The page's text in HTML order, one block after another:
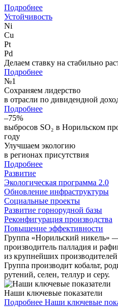
Подробнее
Устойчивость
Ni
Cu
Pt
Pd
Делаем ставку на стабильно
Подробнее
№1
Сохраняем лидерство
в отрасли по дивидендной
Подробнее
–75%
выбросов SO₂ в Норильском
году
Улучшаем экологию
в регионах присутствия
Подробнее
Развитие
Экологическая программа 2.0
Обновление инфраструктуры
Социальные проекты
Развитие горнорудной базы
Реконфигурация производства
Повышение эффективности
Группа «Норильский никель»
производитель палладия и
из крупнейших
Группа производит кобальт,
рутений, селен, теллур и серу.
Наши ключевые показатели
Подробнее Наши ключевые